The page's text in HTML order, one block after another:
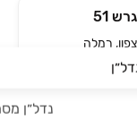
נדל״ן
51